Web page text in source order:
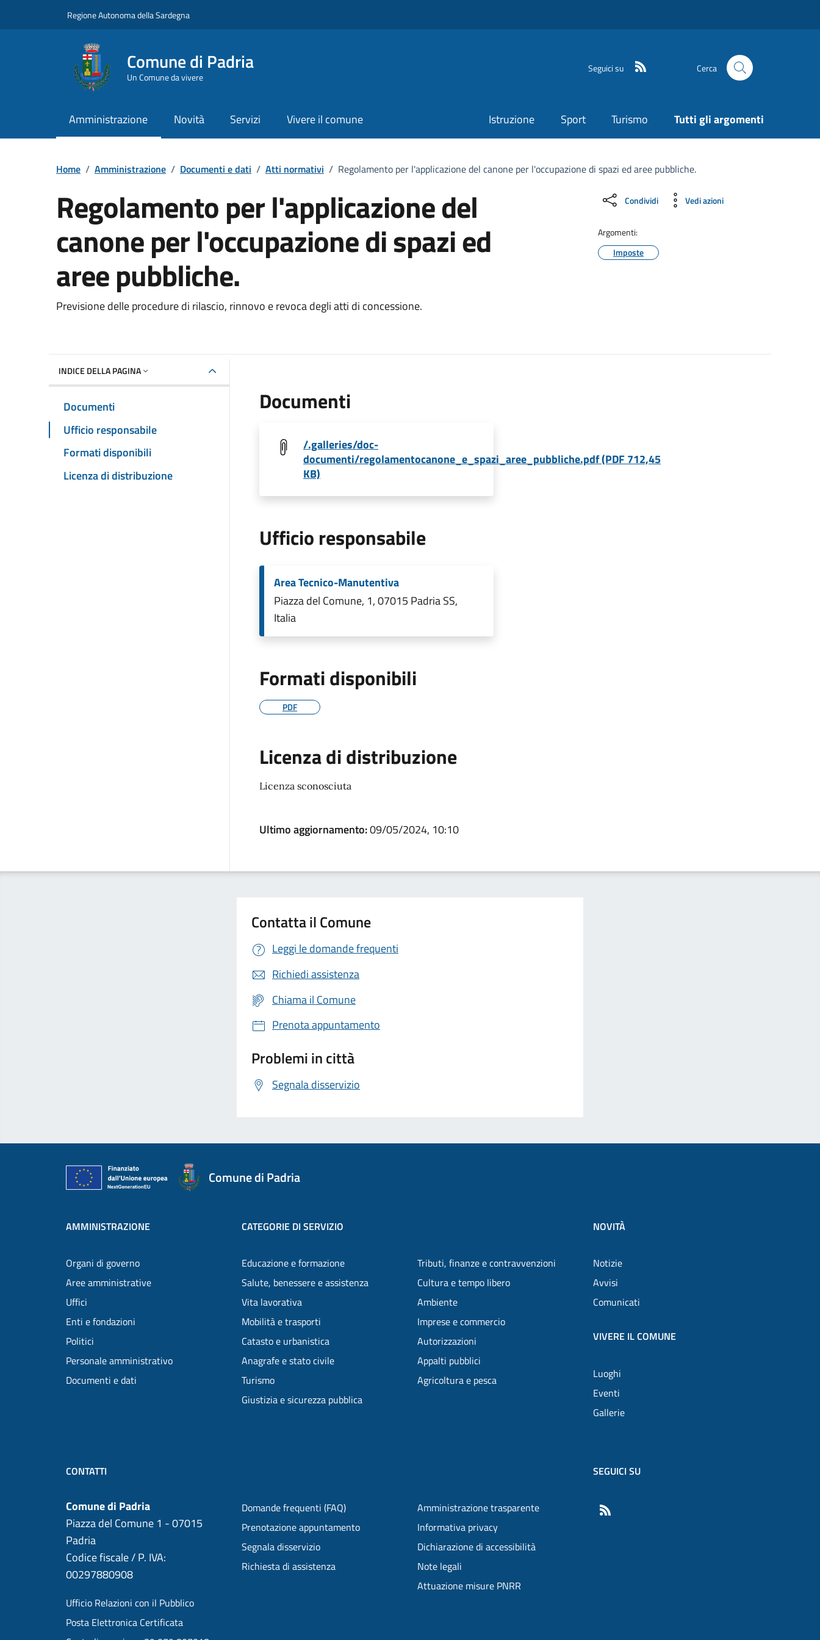
Regione Autonoma della Sardegna
Comune di Padria
Un Comune da vivere
Seguici su Cerca
Amministrazione Novità Servizi Vivere il comune Istruzione Sport Turismo Tutti gli argomenti
Home / Amministrazione / Documenti e dati / Atti normativi / Regolamento per l'applicazione del canone per l'occupazione di spazi ed aree pubbliche.
Regolamento per l'applicazione del
canone per l'occupazione di spazi ed
aree pubbliche.
Dettaglio del documento
Previsione delle procedure di rilascio, rinnovo e revoca degli atti di concessione.
Condividi Vedi azioni
Argomenti:
Imposte
INDICE DELLA PAGINA
Documenti
Ufficio responsabile
Formati disponibili
Licenza di distribuzione
Documenti
/.galleries/doc-
documenti/regolamentocanone_e_spazi_aree_pubbliche.pdf (PDF 712,45
KB)
Ufficio responsabile
Area Tecnico-Manutentiva
Piazza del Comune, 1, 07015 Padria SS,
Italia
Formati disponibili
PDF
Licenza di distribuzione
Licenza sconosciuta
Ultimo aggiornamento:09/05/2024, 10:10
Contatta il Comune
Leggi le domande frequenti
Richiedi assistenza
Chiama il Comune
Prenota appuntamento
Problemi in città
Segnala disservizio
Comune di Padria
AMMINISTRAZIONE
Organi di governo
Aree amministrative
Uffici
Enti e fondazioni
Politici
Personale amministrativo
Documenti e dati
CATEGORIE DI SERVIZIO
Educazione e formazione
Salute, benessere e assistenza
Vita lavorativa
Mobilità e trasporti
Catasto e urbanistica
Anagrafe e stato civile
Turismo
Giustizia e sicurezza pubblica
Tributi, finanze e contravvenzioni
Cultura e tempo libero
Ambiente
Imprese e commercio
Autorizzazioni
Appalti pubblici
Agricoltura e pesca
NOVITÀ
Notizie
Avvisi
Comunicati
VIVERE IL COMUNE
Luoghi
Eventi
Gallerie
CONTATTI
Comune di Padria
Piazza del Comune 1 - 07015
Padria
Codice fiscale / P. IVA:
00297880908
Ufficio Relazioni con il Pubblico
Posta Elettronica Certificata
Domande frequenti (FAQ)
Prenotazione appuntamento
Segnala disservizio
Richiesta di assistenza
Amministrazione trasparente
Informativa privacy
Dichiarazione di accessibilità
Note legali
Attuazione misure PNRR
SEGUICI SU